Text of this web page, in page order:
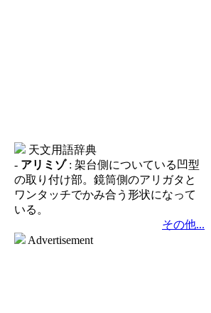
天文用語辞典
- アリミゾ: 架台側についている凹型
の取り付け部。鏡筒側のアリガタと
ワンタッチでかみ合う形状になって
いる。
その他...
Advertisement